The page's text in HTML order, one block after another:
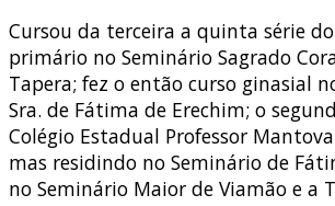
Cursou da terceira a quinta série
primário no Seminário Sagrado
Tapera; fez o então curso ginasial
Sra. de Fátima de Erechim; o
Colégio Estadual Professor
mas residindo no Seminário de
no Seminário Maior de Viamão e a